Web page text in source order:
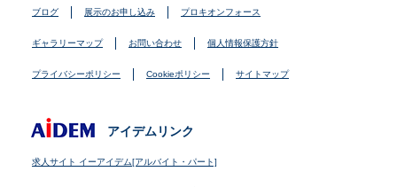
ブログ 展示のお申し込み プロキオンフォース
ギャラリーマップ お問い合わせ 個人情報保護方針
プライバシーポリシー Cookieポリシー サイトマップ
アイデムリンク
求人サイト イーアイデム[アルバイト・パート]